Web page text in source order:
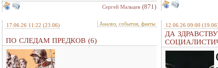
Сергей Мальцев (871)
17.06.26 11:22 (23.06) Анализ, события, факты
ПО СЛЕДАМ ПРЕДКОВ (6)
12.06.26 09:00
ДА